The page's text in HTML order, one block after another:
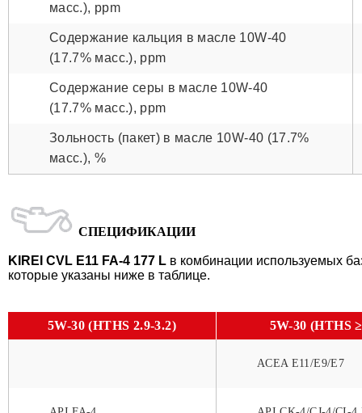
масс.), ppm
Содержание кальция в масле 10W-40
(17.7% масс.), ppm
Содержание серы в масле 10W-40
(17.7% масс.), ppm
Зольность (пакет) в масле 10W-40 (17.7%
масс.), %
СПЕЦИФИКАЦИИ
KIREI CVL E11 FA-4 177 L в комбинации используемых
которые указаны ниже в таблице.
5W-30 (HTHS 2.9-3.2) 5W-30 (HTHS
ACEA E11/E9/E7